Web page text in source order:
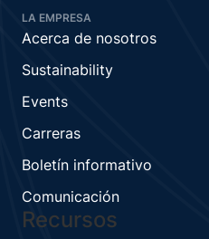
LA EMPRESA
Acerca de nosotros
Sustainability
Events
Carreras
Boletín informativo
Comunicación
Recursos